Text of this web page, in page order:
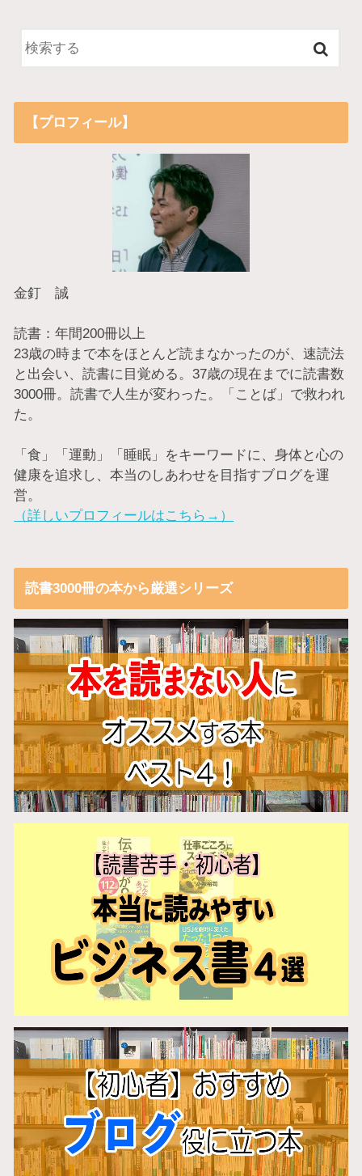
【プロフィール】
金釘 誠
読書：年間200冊以上
23歳の時まで本をほとんど読まなかったのが、速読法
と出会い、読書に目覚める。37歳の現在までに読書数
3000冊。読書で人生が変わった。「ことば」で救われ
た。
「食」「運動」「睡眠」をキーワードに、身体と心の
健康を追求し、本当のしあわせを目指すブログを運
営。
（詳しいプロフィールはこちら→）
読書3000冊の本から厳選シリーズ